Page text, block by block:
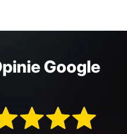
Google